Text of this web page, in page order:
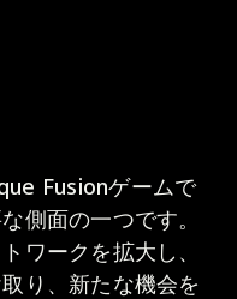
Fusionゲームで
側面の一つです。
ワークを拡大し、
り、新たな機会を